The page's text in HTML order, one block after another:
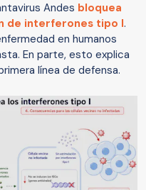
Andes bloquea
de interferones tipo I.
en humanos
En parte, esto explica
línea de defensa.